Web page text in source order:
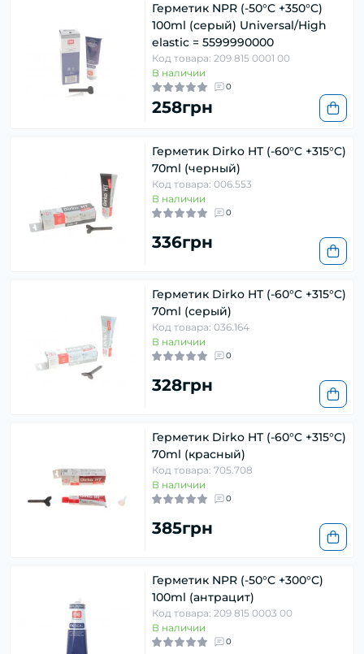
Герметик NPR (-50°C +350°C)
100ml (серый) Universal/High
elastic = 5599990000
Код товара: 209 815 0001 00
В наличии
0
258грн
Герметик Dirko HT (-60°C +315°C)
70ml (черный)
Код товара: 006.553
В наличии
0
336грн
Герметик Dirko HT (-60°C +315°C)
70ml (серый)
Код товара: 036.164
В наличии
0
328грн
Герметик Dirko HT (-60°C +315°C)
70ml (красный)
Код товара: 705.708
В наличии
0
385грн
Герметик NPR (-50°C +300°C)
100ml (антрацит)
Код товара: 209 815 0003 00
В наличии
0